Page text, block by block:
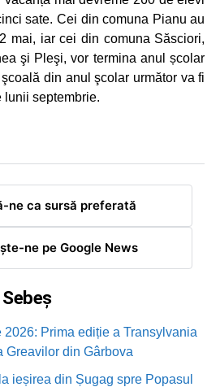
sate. Cei din comuna Pianu au
mai, iar cei din comuna Săsciori,
şi Pleşi, vor termina anul școlar
din anul şcolar următor va fi
lunii septembrie.
ne ca sursă preferată
ne pe Google News
2026: Prima ediție a Transylvania
Greavilor din Gârbova
ieșirea din Șugag spre Popasul